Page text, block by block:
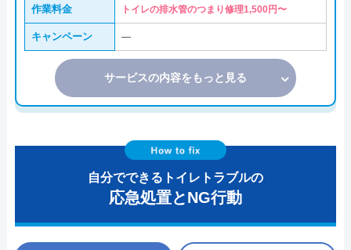
作業料金 トイレの排水管のつまり修理1,500円〜
キャンペーン ―
サービスの内容をもっと見る
自分でできるトイレトラブルの
応急処置とNG行動